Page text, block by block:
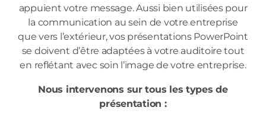
appuient votre message. Aussi bien utilisées pour
la communication au sein de votre entreprise
que vers l’extérieur, vos présentations PowerPoint
se doivent d’être adaptées à votre auditoire tout
en reflétant avec soin l’image de votre entreprise.
Nous intervenons sur tous les types de
présentation :